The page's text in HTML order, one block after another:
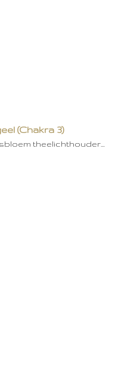
(Chakra 3)
theelichthouder…